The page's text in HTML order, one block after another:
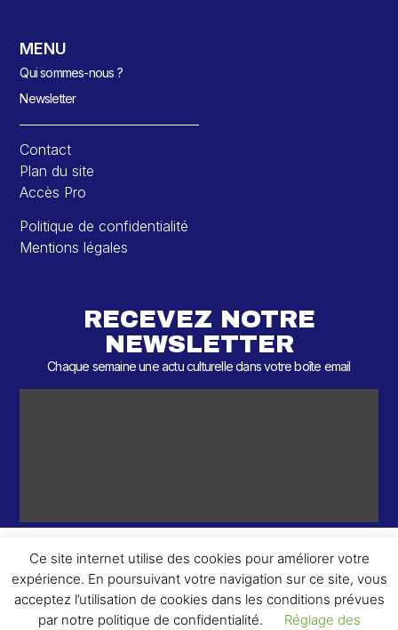
MENU
Qui sommes-nous ?
Newsletter
Contact
Plan du site
Accès Pro
Politique de confidentialité
Mentions légales
RECEVEZ NOTRE
NEWSLETTER
Chaque semaine une actu culturelle dans votre boîte email
© 2026 – 2 ème Round – Tous droits réservés.
Ce site internet utilise des cookies pour améliorer votre
expérience. En poursuivant votre navigation sur ce site, vous
acceptez l’utilisation de cookies dans les conditions prévues
par notre politique de confidentialité.
Réglage des